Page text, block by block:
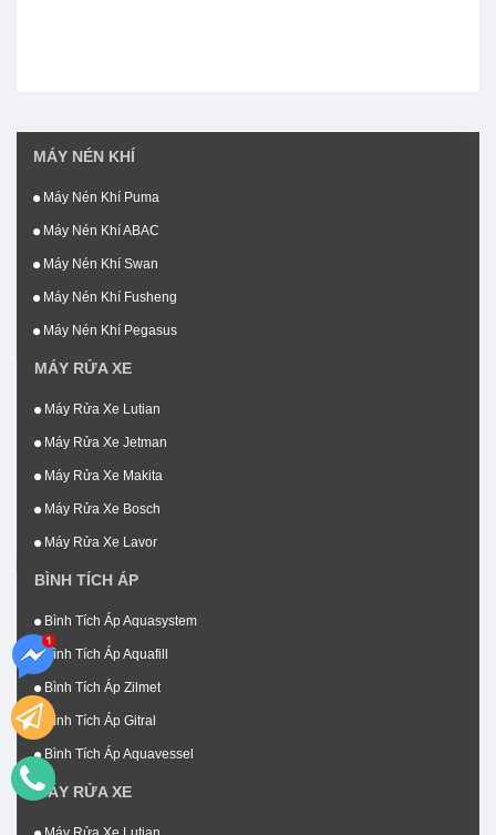
MÁY NÉN KHÍ
Máy Nén Khí Puma
Máy Nén Khí ABAC
Máy Nén Khí Swan
Máy Nén Khí Fusheng
Máy Nén Khí Pegasus
MÁY RỬA XE
Máy Rửa Xe Lutian
Máy Rửa Xe Jetman
Máy Rửa Xe Makita
Máy Rửa Xe Bosch
Máy Rửa Xe Lavor
BÌNH TÍCH ÁP
Bình Tích Áp Aquasystem
Bình Tích Áp Aquafill
Bình Tích Áp Zilmet
Bình Tích Áp Gitral
Bình Tích Áp Aquavessel
MÁY RỬA XE